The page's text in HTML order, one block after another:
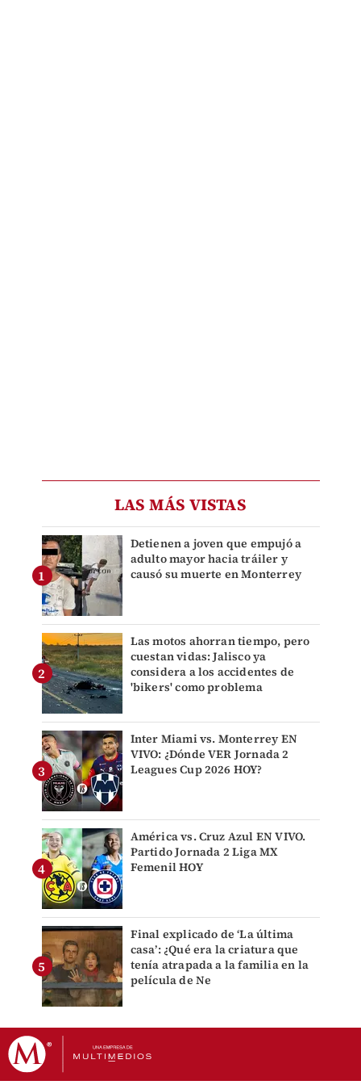
LAS MÁS VISTAS
Detienen a joven que empujó a
adulto mayor hacia tráiler y
causó su muerte en Monterrey
Las motos ahorran tiempo, pero
cuestan vidas: Jalisco ya
considera a los accidentes de
'bikers' como problema
Inter Miami vs. Monterrey EN
VIVO: ¿Dónde VER Jornada 2
Leagues Cup 2026 HOY?
América vs. Cruz Azul EN VIVO.
Partido Jornada 2 Liga MX
Femenil HOY
Final explicado de ‘La última
casa’: ¿Qué era la criatura que
tenía atrapada a la familia en la
película de Ne